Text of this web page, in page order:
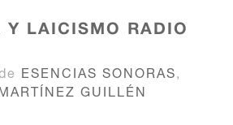
Y LAICISMO RADIO
ESENCIAS SONORAS,
GUILLÉN